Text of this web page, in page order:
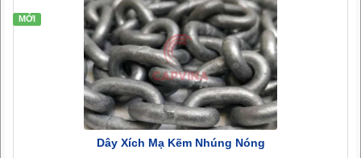
MỚI
Dây Xích Mạ Kẽm Nhúng Nóng